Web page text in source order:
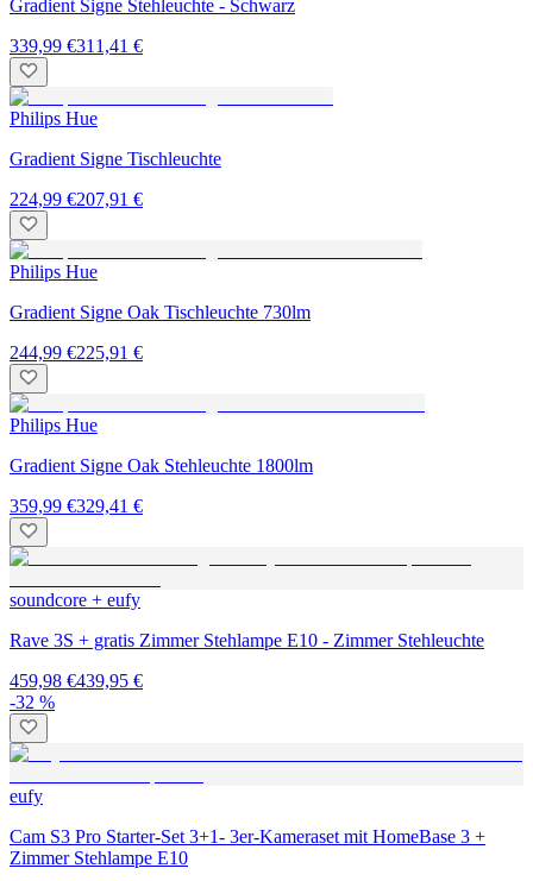
Gradient Signe Stehleuchte - Schwarz
339,99 €311,41 €
Philips Hue
Gradient Signe Tischleuchte
224,99 €207,91 €
Philips Hue
Gradient Signe Oak Tischleuchte 730lm
244,99 €225,91 €
Philips Hue
Gradient Signe Oak Stehleuchte 1800lm
359,99 €329,41 €
soundcore + eufy
Rave 3S + gratis Zimmer Stehlampe E10 - Zimmer Stehleuchte
459,98 €439,95 €
-32 %
eufy
Cam S3 Pro Starter-Set 3+1- 3er-Kameraset mit HomeBase 3 +
Zimmer Stehlampe E10